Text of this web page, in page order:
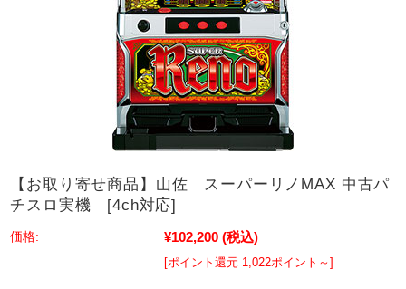
【お取り寄せ商品】山佐 スーパーリノMAX 中古パ
チスロ実機 [4ch対応]
価格: ¥102,200 (税込)
[ポイント還元 1,022ポイント～]